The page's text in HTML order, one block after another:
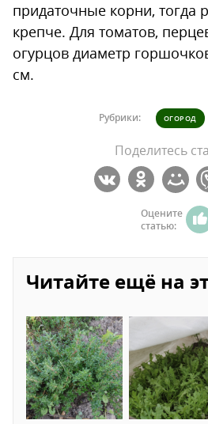
придаточные корни, тогда
крепче. Для томатов,
огурцов диаметр
см.
Рубрики: ОГОРОД
Поделитесь
Оцените
статью:
Читайте ещё на